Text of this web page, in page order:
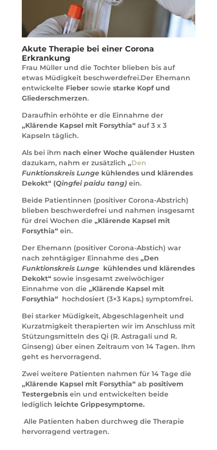
Akute Therapie bei einer Corona
Erkrankung
Frau Müller und die Tochter blieben bis auf
etwas Müdigkeit beschwerdefrei.Der Ehemann
entwickelte Fiebersowie starke Kopf und
Gliederschmerzen.
Daraufhin erhöhte er die Einnahme der
„Klärende Kapsel mit Forsythia“auf 3 x 3
Kapseln täglich.
Als bei ihm nach einer Woche quälender Husten
dazukam, nahm er zusätzlich „Den
Funktionskreis Lunge kühlendes und klärendes
Dekokt“ (Qingfei paidu tang) ein.
Beide Patientinnen (positiver Corona-Abstrich)
blieben beschwerdefrei und nahmen insgesamt
für drei Wochen die „Klärende Kapsel mit
Forsythia“ein.
Der Ehemann (positiver Corona-Abstich) war
nach zehntägiger Einnahme des „Den
Funktionskreis Lunge kühlendes und klärendes
Dekokt“ sowie insgesamt zweiwöchiger
Einnahme von die „Klärende Kapsel mit
Forsythia“hochdosiert (3×3 Kaps.) symptomfrei.
Bei starker Müdigkeit, Abgeschlagenheit und
Kurzatmigkeit therapierten wir im Anschluss mit
Stützungsmitteln des Qi (R. Astragali und R.
Ginseng) über einen Zeitraum von 14 Tagen. Ihm
geht es hervorragend.
Zwei weitere Patienten nahmen für 14 Tage die
„Klärende Kapsel mit Forsythia“ab positivem
Testergebnis ein und entwickelten beide
lediglich leichte Grippesymptome.
Alle Patienten haben durchweg die Therapie
hervorragend vertragen.